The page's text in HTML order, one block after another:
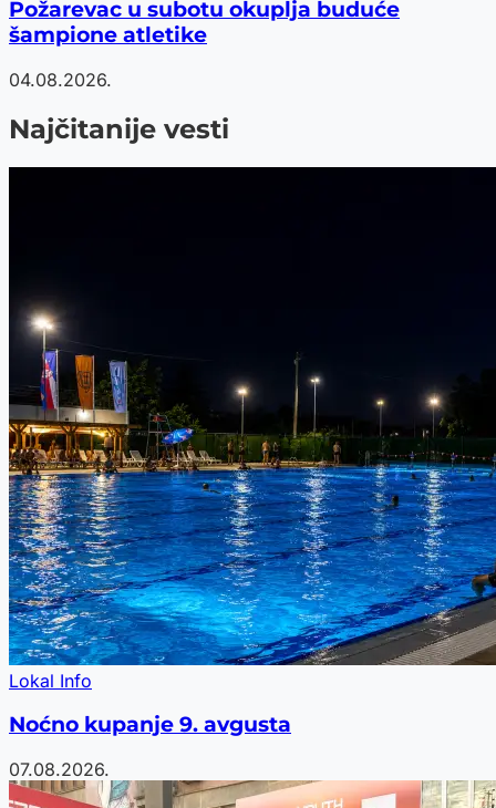
Požarevac u subotu okuplja buduće
šampione atletike
04.08.2026.
Najčitanije vesti
Lokal Info
Noćno kupanje 9. avgusta
07.08.2026.